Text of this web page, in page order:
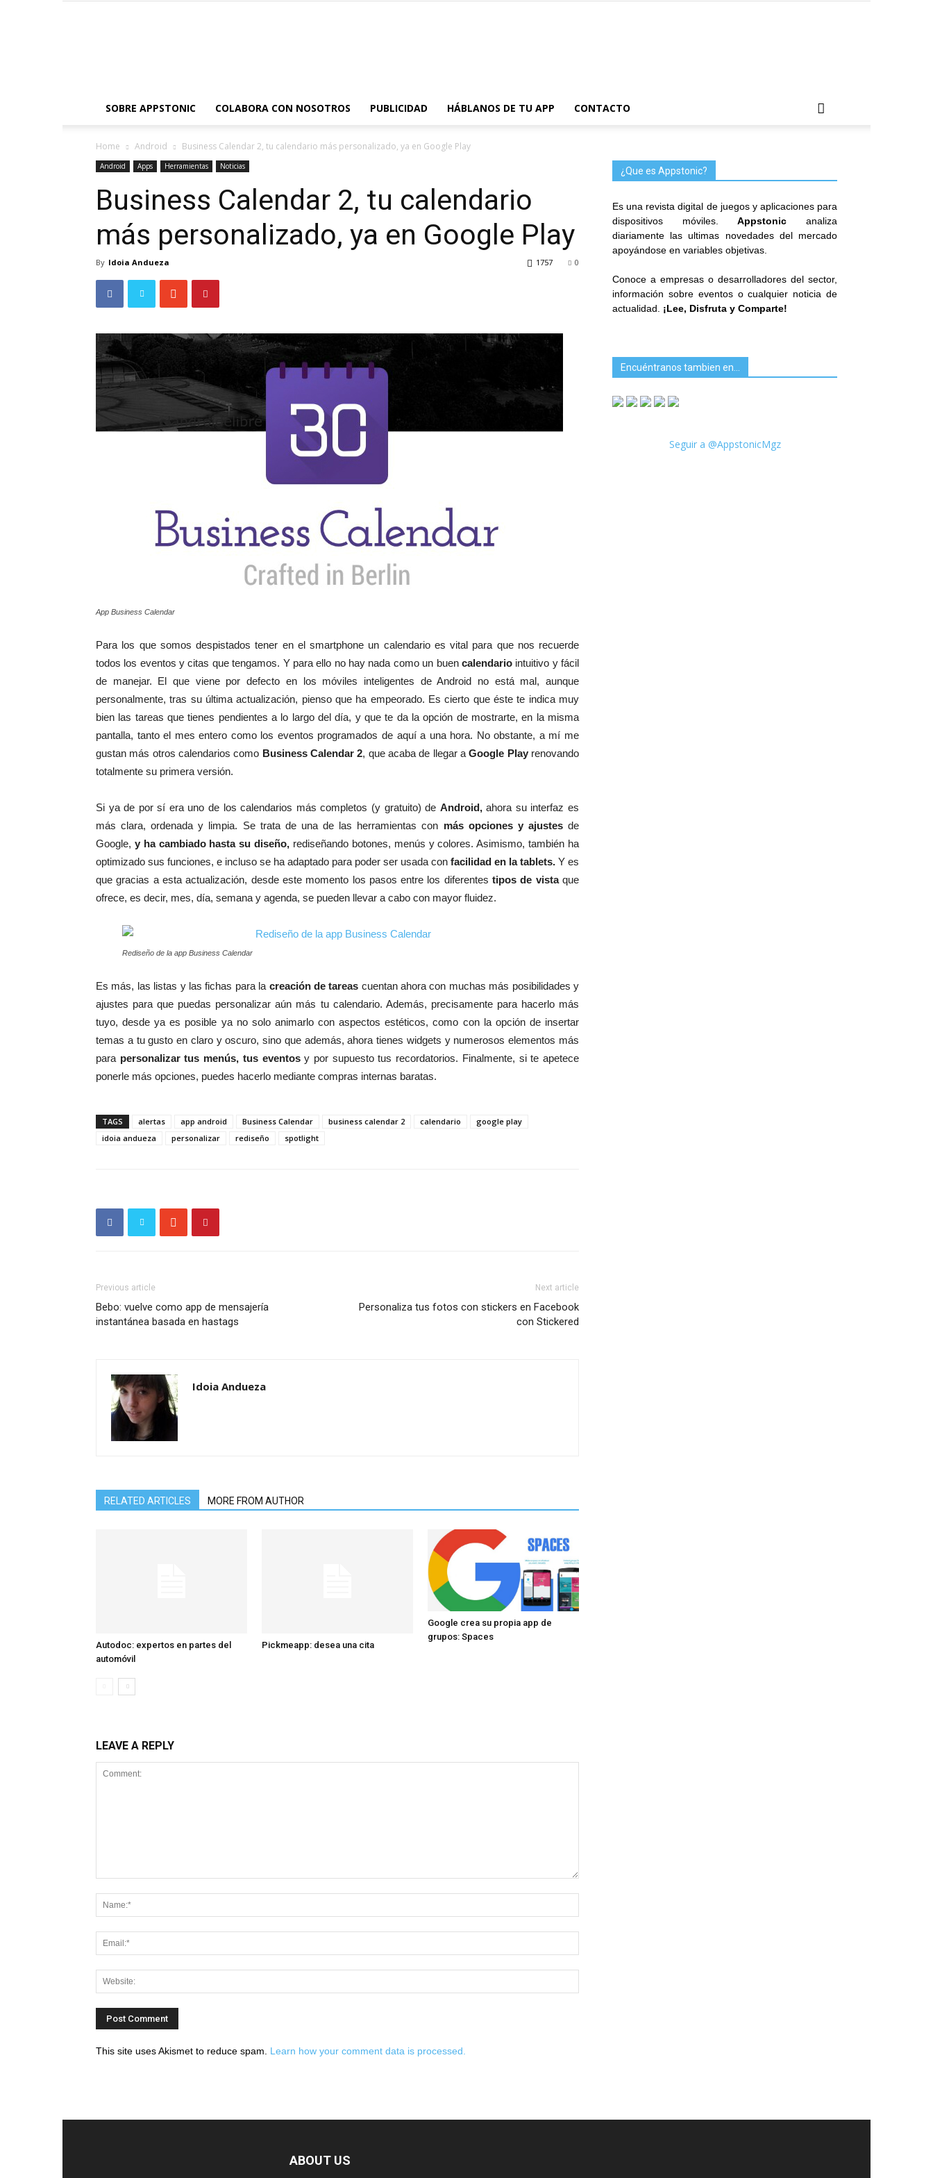
SOBRE APPSTONIC COLABORA CON NOSOTROS PUBLICIDAD HÁBLANOS DE TU APP CONTACTO
Home Android Business Calendar 2, tu calendario más personalizado, ya en Google Play
Android Apps Herramientas Noticias
Business Calendar 2, tu calendario
más personalizado, ya en Google Play
By Idoia Andueza 0
1757
App Business Calendar
Para los que somos despistados tener en el smartphone un calendario es vital para que nos recuerde
todos los eventos y citas que tengamos. Y para ello no hay nada como un buencalendariointuitivo y fácil
de manejar. El que viene por defecto en los móviles inteligentes de Android no está mal, aunque
personalmente, tras su última actualización, pienso que ha empeorado. Es cierto que éste te indica muy
bien las tareas que tienes pendientes a lo largo del día, y que te da la opción de mostrarte, en la misma
pantalla, tanto el mes entero como los eventos programados de aquí a una hora. No obstante, a mí me
gustan más otros calendarios como Business Calendar 2, que acaba de llegar aGoogle Playrenovando
totalmente su primera versión.
Si ya de por sí era uno de los calendarios más completos (y gratuito) de Android,ahora su interfaz es
más clara, ordenada y limpia. Se trata de una de las herramientas con más opciones y ajustesde
Google, y ha cambiado hasta su diseño, rediseñando botones, menús y colores. Asimismo, también ha
optimizado sus funciones, e incluso se ha adaptado para poder ser usada con facilidad en la tablets. Y es
que gracias a esta actualización, desde este momento los pasos entre los diferentes tipos de vistaque
ofrece, es decir, mes, día, semana y agenda, se pueden llevar a cabo con mayor fluidez.
Rediseño de la app Business Calendar
Es más, las listas y las fichas para la creación de tareas cuentan ahora con muchas más posibilidades y
ajustes para que puedas personalizar aún más tu calendario. Además, precisamente para hacerlo más
tuyo, desde ya es posible ya no solo animarlo con aspectos estéticos, como con la opción de insertar
temas a tu gusto en claro y oscuro, sino que además, ahora tienes widgets y numerosos elementos más
para personalizar tus menús, tus eventosy por supuesto tus recordatorios. Finalmente, si te apetece
ponerle más opciones, puedes hacerlo mediante compras internas baratas.
TAGS alertas app android Business Calendar business calendar 2 calendario
google play
idoia andueza
personalizar rediseño spotlight
Previous article
Bebo: vuelve como app de mensajería
instantánea basada en hastags
Next article
Personaliza tus fotos con stickers en Facebook
con Stickered
Idoia Andueza
RELATED ARTICLES MORE FROM AUTHOR
Autodoc: expertos en partes del
automóvil
Pickmeapp: desea una cita
Google crea su propia app de
grupos: Spaces
LEAVE A REPLY
This site uses Akismet to reduce spam. Learn how your comment data is processed.
¿Que es Appstonic?
Es una revista digital de juegos y aplicaciones para
dispositivos móviles.Appstonic analiza
diariamente las ultimas novedades del mercado
apoyándose en variables objetivas.
Conoce a empresas o desarrolladores del sector,
información sobre eventos o cualquier noticia de
actualidad. ¡Lee, Disfruta y Comparte!
Encuéntranos tambien en…
Seguir a @AppstonicMgz
ABOUT US